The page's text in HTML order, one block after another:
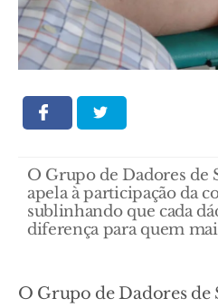
O Grupo de Dadores de
apela à participação da
sublinhando que cada
diferença para quem
O Grupo de Dadores de